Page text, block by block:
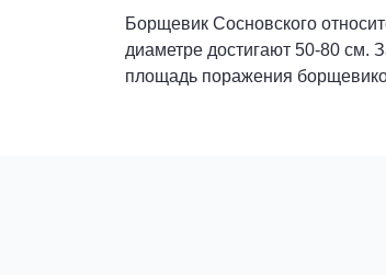
Борщевик Сосновского
диаметре достигают 50-80 см.
площадь поражения